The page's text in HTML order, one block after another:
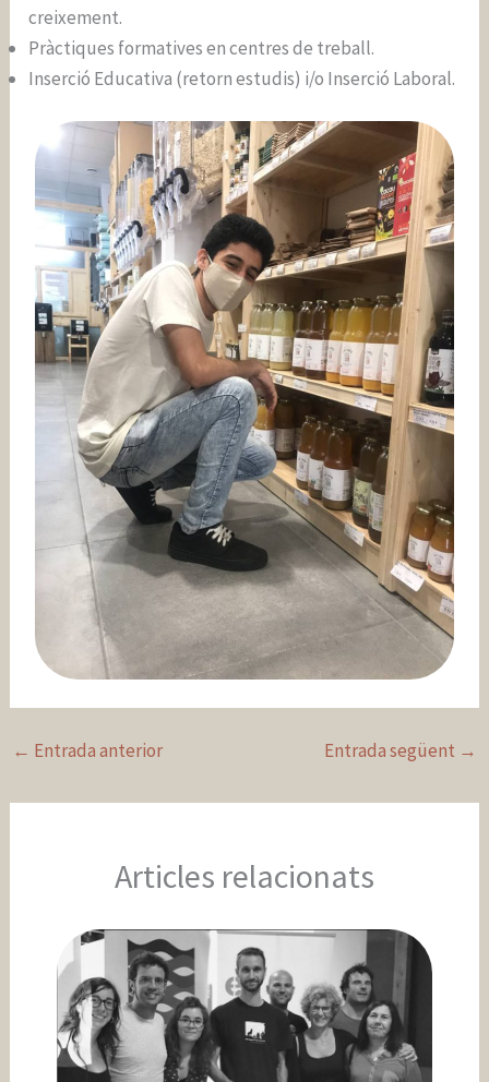
creixement.
Pràctiques formatives en centres de treball.
Inserció Educativa (retorn estudis) i/o Inserció Laboral.
← Entrada anterior Entrada següent →
Articles relacionats